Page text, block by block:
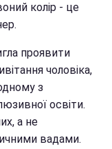
колір - це
проявити
чоловіка,
з
освіти.
а не
вадами.